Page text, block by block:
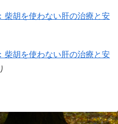
柴胡を使わない肝の治療と安
柴胡を使わない肝の治療と安